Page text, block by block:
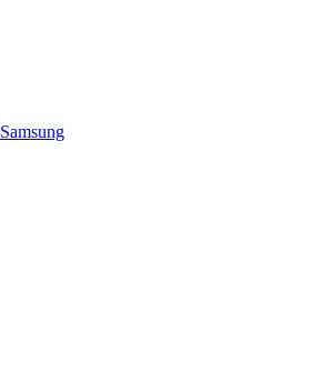
Samsung